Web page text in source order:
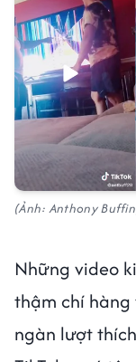
(Ảnh: Anthony
Những video
thậm chí
ngàn lượt